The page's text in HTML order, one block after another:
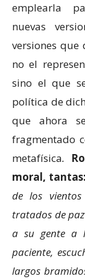
emplearla
nuevas
versiones que
no el
sino el que
política de
que ahora
fragmentado
metafísica.
moral, tantas:
de los
tratados de
a su gente a
paciente,
largos